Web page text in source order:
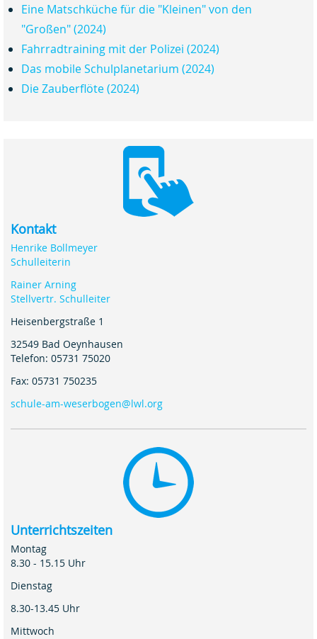
Eine Matschküche für die "Kleinen" von den
"Großen" (2024)
Fahrradtraining mit der Polizei (2024)
Das mobile Schulplanetarium (2024)
Die Zauberflöte (2024)
Kontakt
Henrike Bollmeyer
Schulleiterin
Rainer Arning
Stellvertr. Schulleiter
Heisenbergstraße 1
32549 Bad Oeynhausen
Telefon: 05731 75020
Fax: 05731 750235
schule-am-weserbogen@lwl.org
Unterrichtszeiten
Montag
8.30 - 15.15 Uhr
Dienstag
8.30-13.45 Uhr
Mittwoch